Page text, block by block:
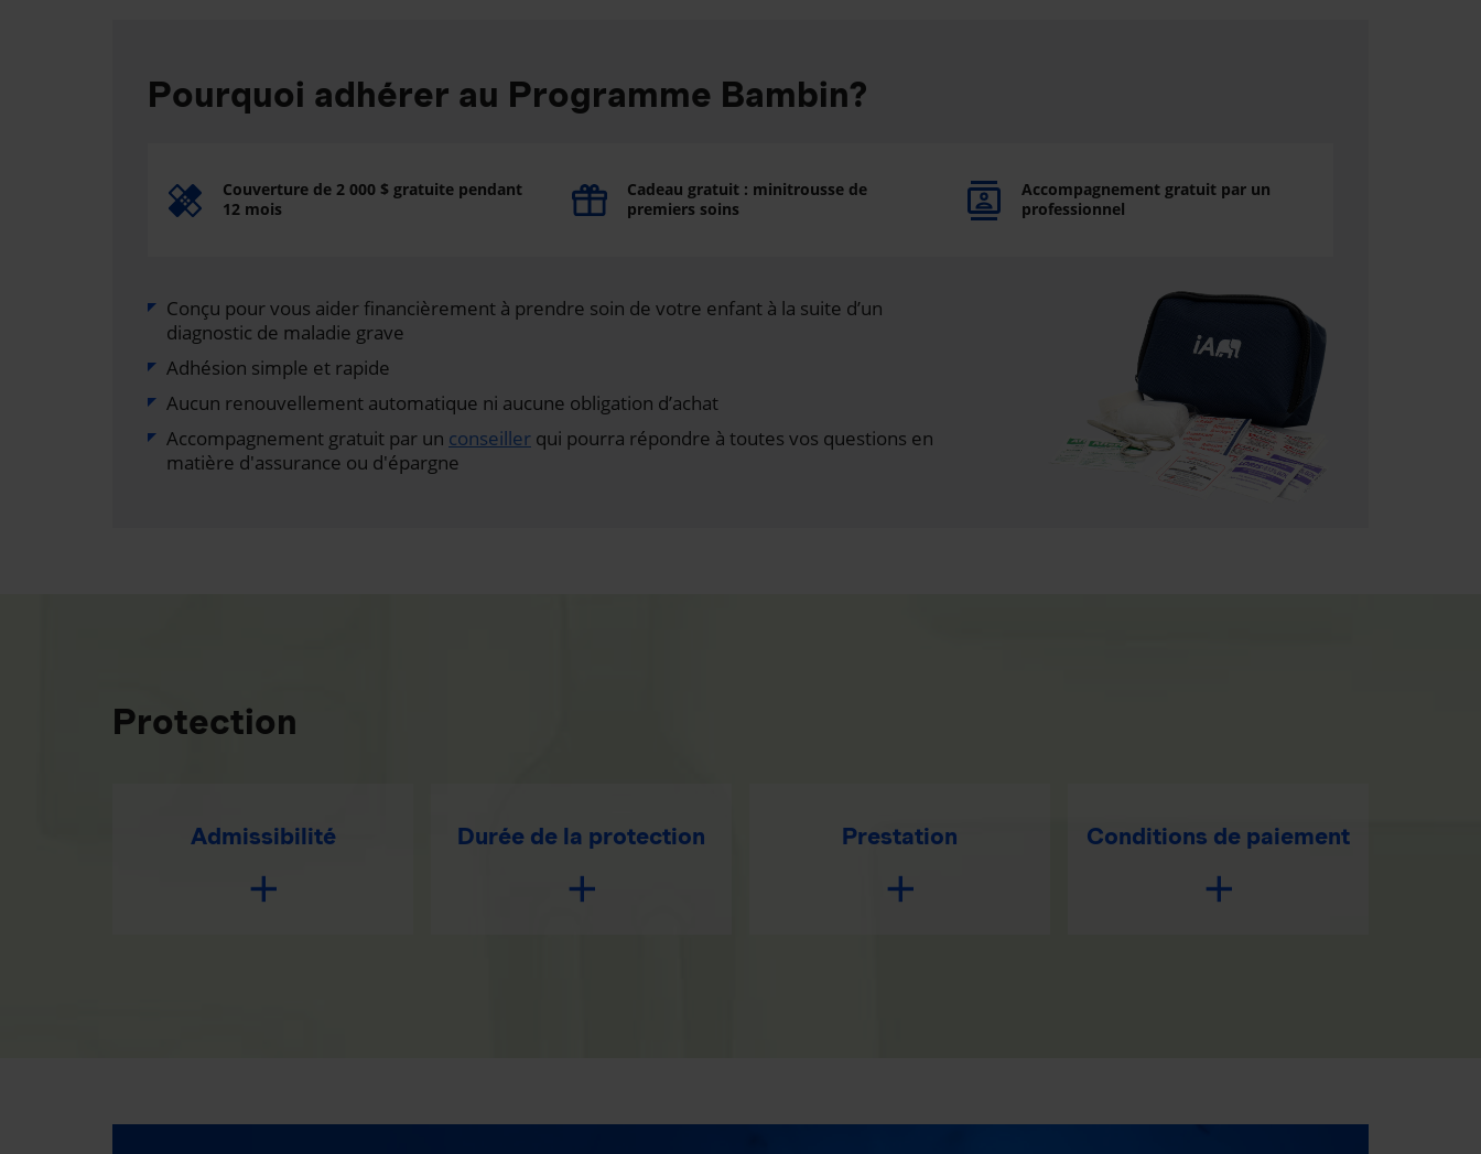
Pourquoi adhérer au Programme Bambin?
Couverture de 2 000 $ gratuite pendant
12 mois
Cadeau gratuit : minitrousse de
premiers soins
Accompagnement gratuit par un
professionnel
Conçu pour vous aider financièrement à prendre soin de votre enfant à la suite d’un
diagnostic de maladie grave
Adhésion simple et rapide
Aucun renouvellement automatique ni aucune obligation d’achat
Accompagnement gratuit par un conseiller qui pourra répondre à toutes vos questions en
matière d'assurance ou d'épargne
Protection
Admissibilité Durée de la protection Prestation Conditions de paiement